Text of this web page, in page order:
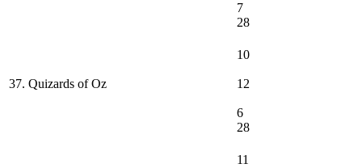
7
28
37. Quizards of Oz
10
12
6
28
11